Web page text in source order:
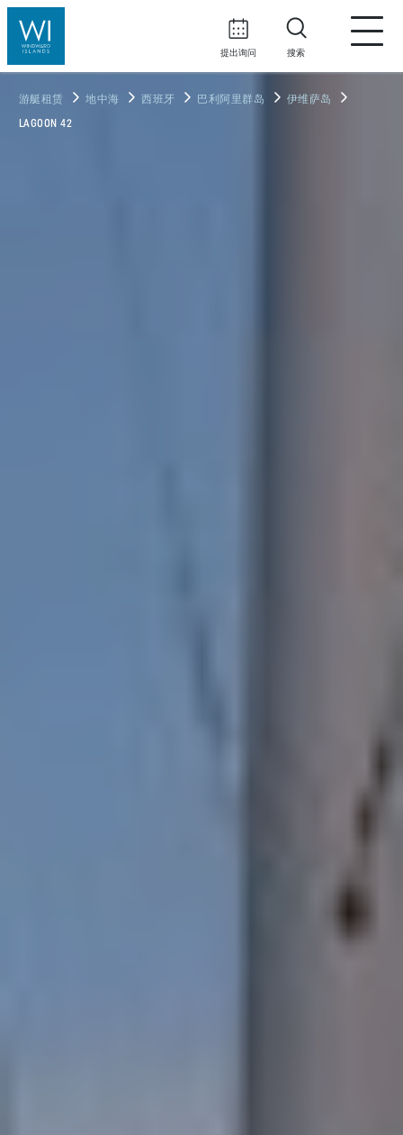
提出询问 搜索
游艇租赁 地中海 西班牙 巴利阿里群岛 伊维萨岛
LAGOON 42